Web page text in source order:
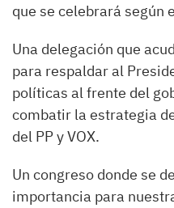
que se celebrará según
Una delegación que
para respaldar al
políticas al frente del
combatir la estrategia
del PP y VOX.
Un congreso donde se
importancia para